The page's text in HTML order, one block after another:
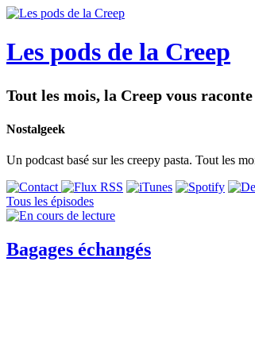
Les pods de la Creep
Tout les mois, la Creep vous
Nostalgeek
Un podcast basé sur les creepy pasta. Tout les
Tous les épisodes
Bagages échangés